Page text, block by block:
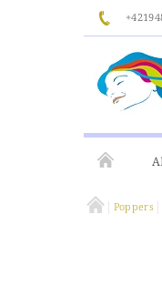
GÉLY
Poppers